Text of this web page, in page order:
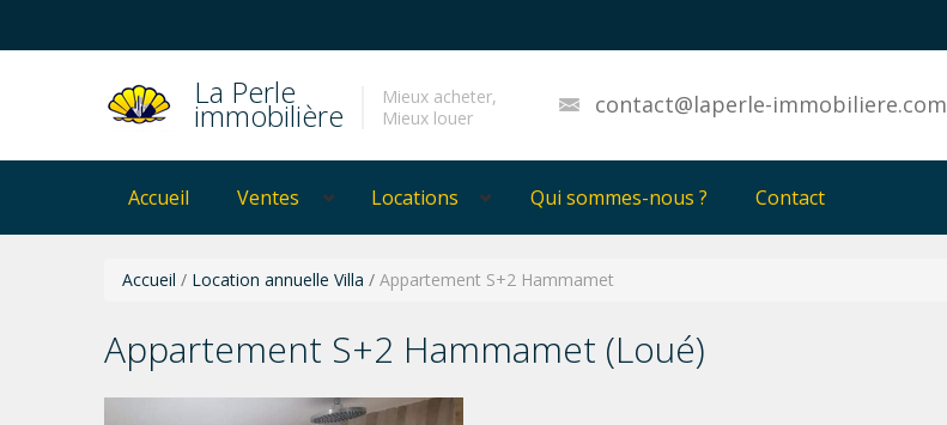
La Perle
immobilière
Mieux acheter,
Mieux louer
contact@laperle-immobiliere.com
Accueil Ventes Locations Qui sommes-nous ? Contact
Accueil / Location annuelle Villa / Appartement S+2 Hammamet
Appartement S+2 Hammamet (Loué)